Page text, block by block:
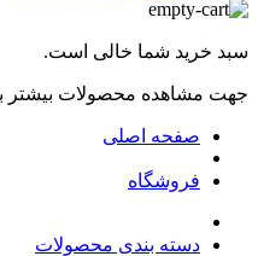
سبد خرید شما خالی است.
جهت مشاهده محصولات بیشتر
صفحه اصلی
فروشگاه
دسته بندی محصولات